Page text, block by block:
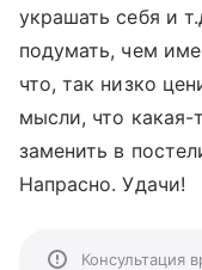
украшать себя и
подумать, чем
что, так низко
мысли, что
заменить в
Напрасно. Удачи!
Консультация